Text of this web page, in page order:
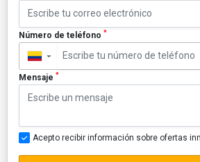
Número de teléfono *
▼
Mensaje *
Acepto recibir información sobre ofertas